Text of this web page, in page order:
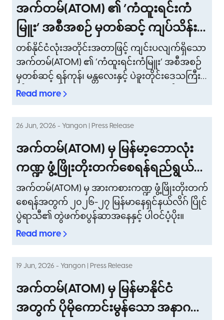
အက်တမ်(ATOM) ၏ ‘ကံထူးရင်းကံ
မြူး’ အစီအစဉ် မှတစ်ဆင့် ကျပ်သိန်း
(၁,၀၀၀) ကံထူးရှင်သစ် (၃) ဦးအား
ထပ်မံရွေးချယ်ချီးမြှင့်ပြီး သုံးစွဲ
သူများ၏ ဘဝကို ကူညီပံ့ပိုး
တစ်နိုင်ငံလုံးအတိုင်းအတာဖြင့် ကျင်းပလျက်ရှိသော
အက်တမ်(ATOM) ၏ ‘ကံထူးရင်းကံမြူး’ အစီအစဉ်
မှတစ်ဆင့် ရန်ကုန်၊ မန္တလေးနှင့် ပဲခူးတိုင်းဒေသကြီး
တို့မှ ကျပ်သိန်း (၁,၀၀၀) ကံထူးရှင်သစ် (၃) ဦးအား တ
ရားဝင် ထုတ်ပြန်ကြေညာခဲ့။
Read more
26 Jun, 2026 - Yangon | Press Release
အက်တမ်(ATOM) မှ မြန်မာ့ဘောလုံး
ကဏ္ဍ ဖွံ့ဖြိုးတိုးတက်စေရန်ရည်ရွယ်၍
မြန်မာနေရှင်နယ်လိဂ်သို့ ငွေကျပ် သိန်း
(၁,၅၀၀) ပံ့ပိုးကူညီ
အက်တမ်(ATOM) မှ အားကစားကဏ္ဍ ဖွံ့ဖြိုးတိုးတက်
စေရန်အတွက် ၂၀၂၆-၂၇ မြန်မာနေရှင်နယ်လိဂ် ပြိုင်
ပွဲရာသီ၏ တွဲဖက်စပွန်ဆာအနေနှင့် ပါဝင်ပံ့ပိုး။
Read more
19 Jun, 2026 - Yangon | Press Release
အက်တမ်(ATOM) မှ မြန်မာနိုင်ငံ
အတွက် ပိုမိုကောင်းမွန်သော အနာဂတ်